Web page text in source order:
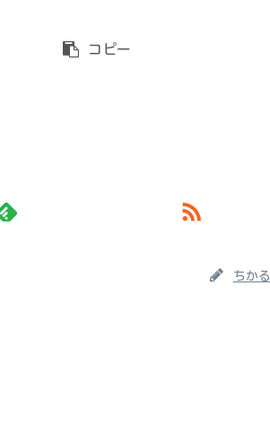
コピー
ちかる